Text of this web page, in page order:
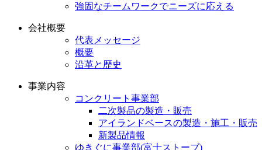
強固なチームワークでニーズに応える
会社概要
代表メッセージ
概要
沿革と歴史
事業内容
コンクリート事業部
二次製品の製造・販売
アイランドベースの製造・施工・販売
新製品情報
ゆきぐに事業部(富士ストーブ)